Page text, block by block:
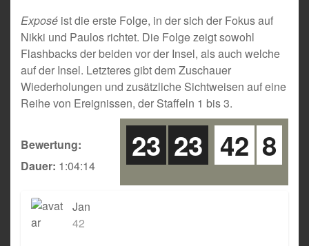
Exposé ist die erste Folge, in der sich der Fokus auf
Nikki und Paulos richtet. Die Folge zeigt sowohl
Flashbacks der beiden vor der Insel, als auch welche
auf der Insel. Letzteres gibt dem Zuschauer
Wiederholungen und zusätzliche Sichtweisen auf eine
Reihe von Ereignissen, der Staffeln 1 bis 3.
Bewertung: 8
42
23
23
Dauer: 1:04:14
Jan
42